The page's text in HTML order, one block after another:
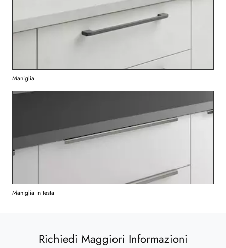
Maniglia
Maniglia in testa
Richiedi Maggiori Informazioni